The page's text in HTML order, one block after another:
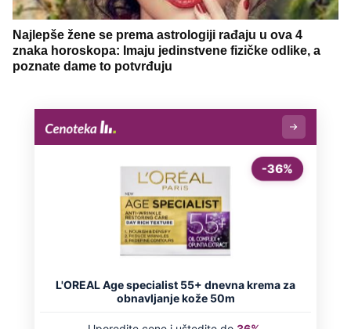
Najlepše žene se prema astrologiji rađaju u ova 4
znaka horoskopa: Imaju jedinstvene fizičke odlike, a
poznate dame to potvrđuju